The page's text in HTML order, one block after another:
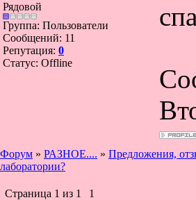
Рядовой
Группа: Пользователи
Сообщений: 11
Репутация: 0
Статус: Offline
Форум » РАЗНОЕ.... » Предложения,
лаборатории?
Страница 1 из 1 1